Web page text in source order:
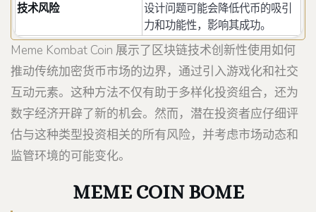
技术风险
设计问题可能会降低代币的吸引
力和功能性，影响其成功。
Meme Kombat Coin 展示了区块链技术创新性使用如何
推动传统加密货币市场的边界，通过引入游戏化和社交
互动元素。这种方法不仅有助于多样化投资组合，还为
数字经济开辟了新的机会。然而，潜在投资者应仔细评
估与这种类型投资相关的所有风险，并考虑市场动态和
监管环境的可能变化。
MEME COIN BOME